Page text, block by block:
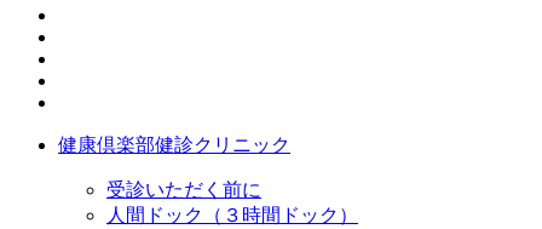
健康倶楽部健診クリニック
受診いただく前に
人間ドック（３時間ドック）